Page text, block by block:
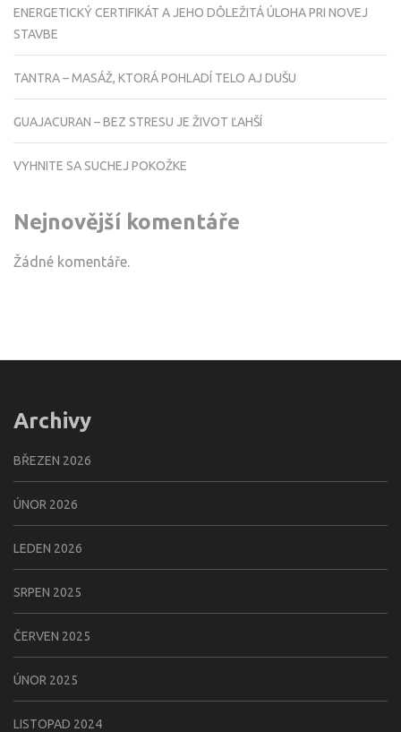
ENERGETICKÝ CERTIFIKÁT A JEHO DÔLEŽITÁ ÚLOHA PRI NOVEJ
STAVBE
TANTRA – MASÁŽ, KTORÁ POHLADÍ TELO AJ DUŠU
GUAJACURAN – BEZ STRESU JE ŽIVOT ĽAHŠÍ
VYHNITE SA SUCHEJ POKOŽKE
Nejnovější komentáře
Žádné komentáře.
Archivy
BŘEZEN 2026
ÚNOR 2026
LEDEN 2026
SRPEN 2025
ČERVEN 2025
ÚNOR 2025
LISTOPAD 2024